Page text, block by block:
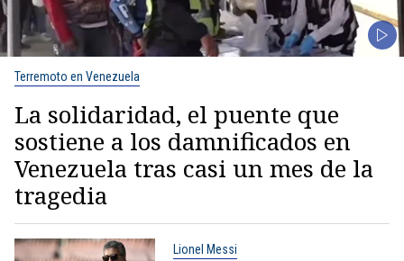
Terremoto en Venezuela
La solidaridad, el puente que
sostiene a los damnificados en
Venezuela tras casi un mes de la
tragedia
Lionel Messi